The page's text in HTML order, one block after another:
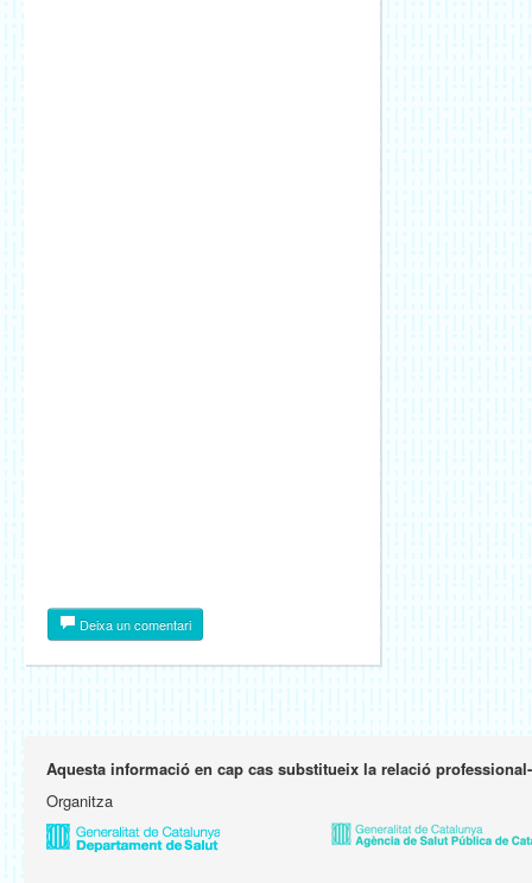
Deixa un comentari
Aquesta informació en cap cas substitueix la relació
Organitza